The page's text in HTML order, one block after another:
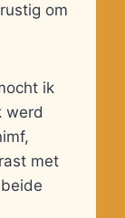
om
ik
werd
met